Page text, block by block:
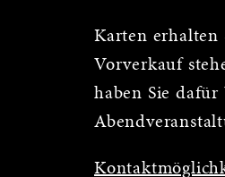
Karten erhalten
Vorverkauf
haben Sie